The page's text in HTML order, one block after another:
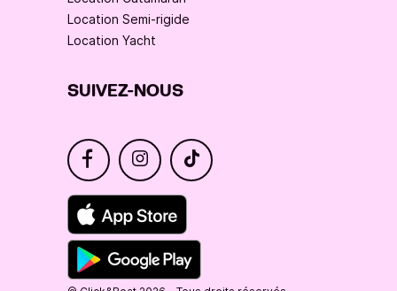
Location Semi-rigide
Location Yacht
SUIVEZ-NOUS